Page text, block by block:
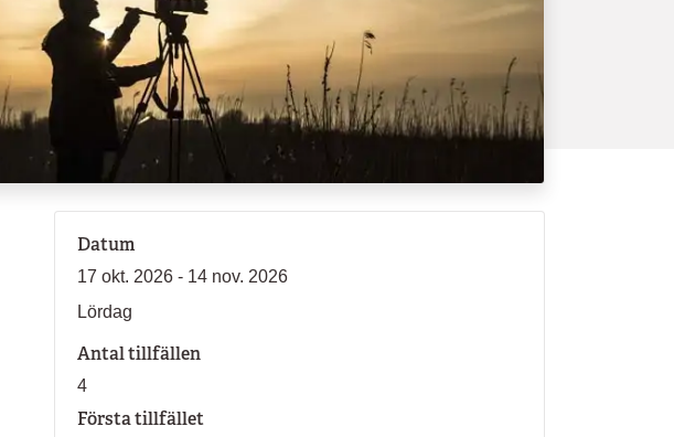
Datum
17 okt. 2026 - 14 nov. 2026
Lördag
Antal tillfällen
4
Första tillfället